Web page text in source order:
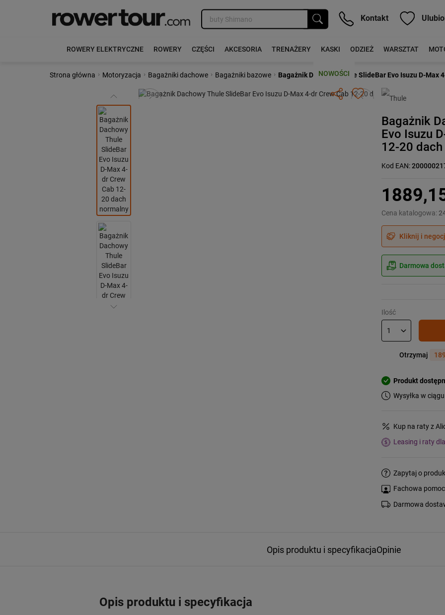
Kontakt
ROWERY ELEKTRYCZNE ROWERY CZĘŚCI AKCESORIA TRENAŻERY KASKI ODZIEŻ WARSZTAT
NOWOŚCI
Strona główna › Motoryzacja › Bagażniki dachowe › Bagażniki bazowe › Bagażnik Dachowy Thule SlideBar Evo Isuzu D-Max
Poprzedni Następny
Bagażnik
Evo Isuzu
12-20
Kod EAN:
Cena katalogowa:
Kliknij i
Darmowa
Ilość
Otrzymaj
Produkt
Wysyłka w
Kup na raty z
Leasing i raty
Zapytaj o
Fachowa
Darmowa
Opis produktu i specyfikacjaOpinie
Opis produktu i specyfikacja